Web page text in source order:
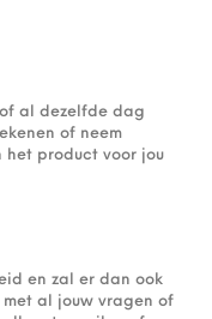
al dezelfde dag
of neem
het product voor jou
en zal er dan ook
al jouw vragen of